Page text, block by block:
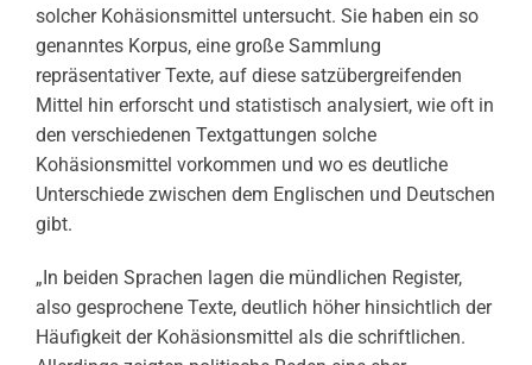
solcher Kohäsionsmittel untersucht. Sie haben ein so
genanntes Korpus, eine große Sammlung
repräsentativer Texte, auf diese satzübergreifenden
Mittel hin erforscht und statistisch analysiert, wie oft in
den verschiedenen Textgattungen solche
Kohäsionsmittel vorkommen und wo es deutliche
Unterschiede zwischen dem Englischen und Deutschen
gibt.
„In beiden Sprachen lagen die mündlichen Register,
also gesprochene Texte, deutlich höher hinsichtlich der
Häufigkeit der Kohäsionsmittel als die schriftlichen.